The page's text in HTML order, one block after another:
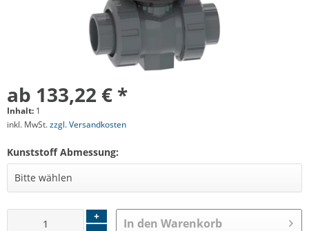
ab 133,22 € *
Inhalt: 1
inkl. MwSt.zzgl. Versandkosten
Kunststoff Abmessung:
+
In den Warenkorb